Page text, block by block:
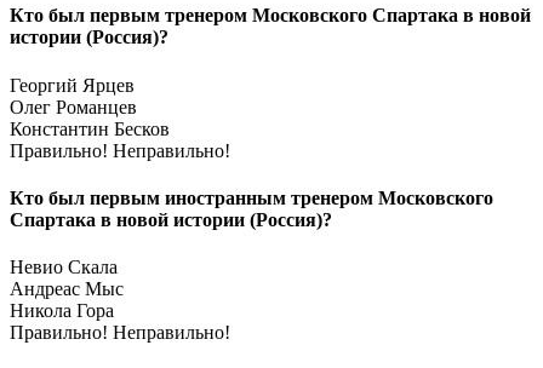
Кто был первым тренером Московского Спартака в новой
истории (Россия)?
Георгий Ярцев
Олег Романцев
Константин Бесков
Правильно! Неправильно!
Кто был первым иностранным тренером Московского
Спартака в новой истории (Россия)?
Невио Скала
Андреас Мыс
Никола Гора
Правильно! Неправильно!